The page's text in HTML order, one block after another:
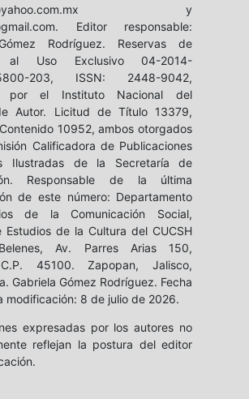
y
Editor responsable:
Rodríguez. Reservas de
al Uso Exclusivo 04-2014-
203, ISSN: 2448-9042,
por el Instituto Nacional del
Autor. Licitud de Título 13379,
10952, ambos otorgados
Calificadora de Publicaciones
Ilustradas de la Secretaría de
Responsable de la última
de este número: Departamento
de la Comunicación Social,
Estudios de la Cultura del CUCSH
Av. Parres Arias 150,
45100. Zapopan, Jalisco,
Gabriela Gómez Rodríguez. Fecha
modificación: 8 de julio de 2026.
expresadas por los autores no
reflejan la postura del editor